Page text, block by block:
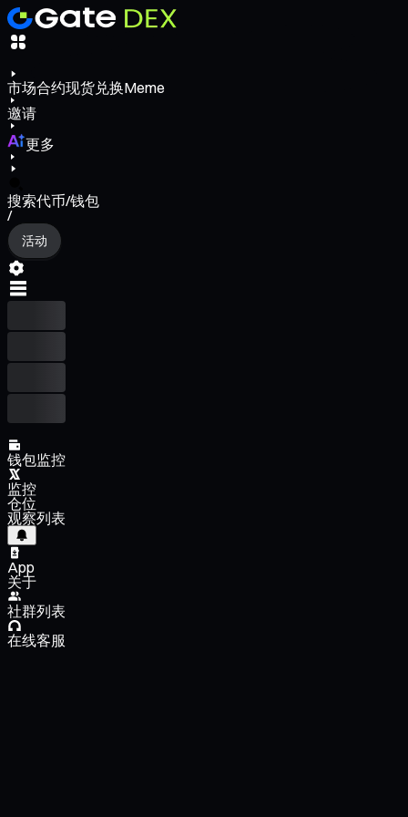
市场合约现货兑换Meme
邀请
更多
搜索代币/钱包
/
活动
钱包监控
监控
仓位
观察列表
App
关于
社群列表
在线客服